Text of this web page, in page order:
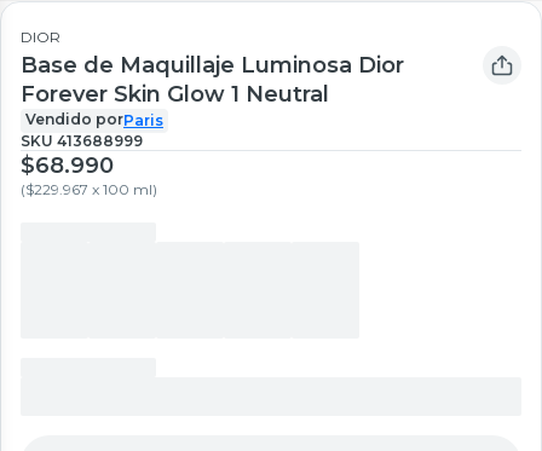
DIOR
Base de Maquillaje Luminosa Dior
Forever Skin Glow 1 Neutral
Vendido porParis
SKU 413688999
$68.990
($229.967 x 100 ml)